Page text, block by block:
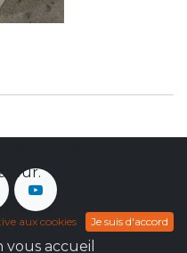
accueil
aux cookies Je suis d'accord